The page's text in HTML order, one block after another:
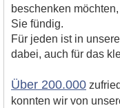
beschenken
Sie fündig.
Für jeden ist in
dabei, auch für das
Über 200.000
konnten wir von